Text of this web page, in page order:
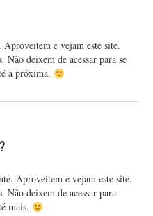
e vejam este site.
deixem de acessar para se
a próxima.
Aproveitem e vejam este site.
Não deixem de acessar para
mais.